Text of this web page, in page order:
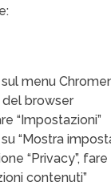
menu
browser
“Impostazioni”
“Mostra
“Privacy”,
contenuti”